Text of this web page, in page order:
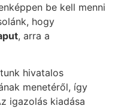
be kell menni
hogy
, arra a
hivatalos
menetéről, így
igazolás kiadása